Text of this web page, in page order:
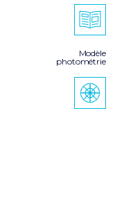
Modèle
photométrie